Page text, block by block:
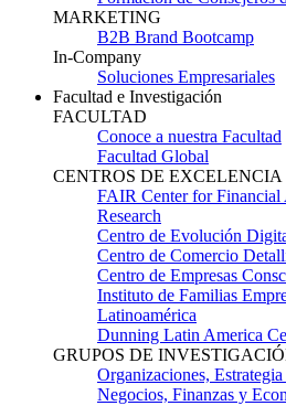
MARKETING
B2B Brand Bootcamp
In-Company
Soluciones Empresariales
Facultad e Investigación
FACULTAD
Conoce a nuestra Facultad
Facultad Global
CENTROS DE EXCELENCIA
FAIR Center for Financial
Research
Centro de Evolución
Centro de Comercio
Centro de Empresas
Instituto de Familias
Latinoamérica
Dunning Latin America
GRUPOS DE
Organizaciones,
Negocios, Finanzas y